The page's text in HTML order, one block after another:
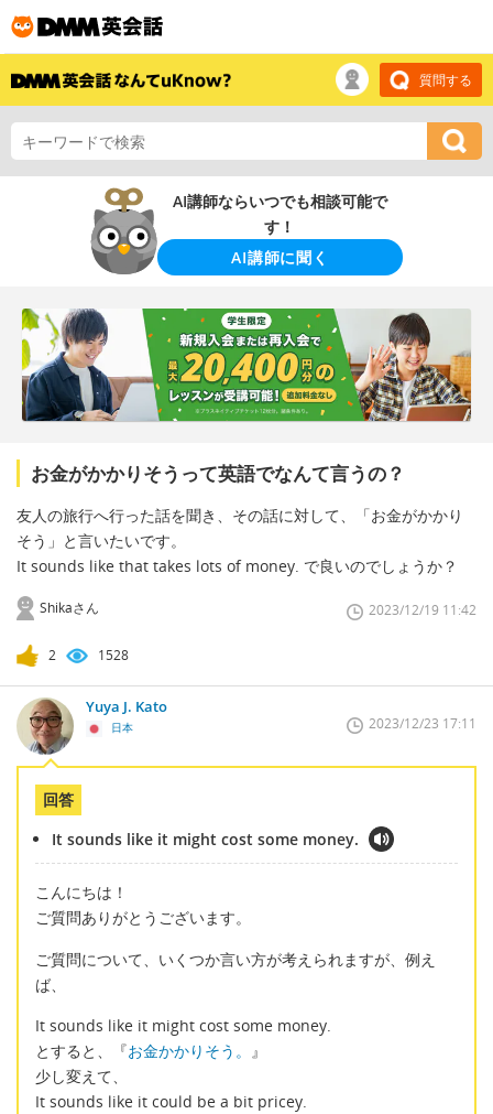
質問する
AI講師ならいつでも相談可能で
す！
AI講師に聞く
お金がかかりそうって英語でなんて言うの？
友人の旅行へ行った話を聞き、その話に対して、「お金がかかり
そう」と言いたいです。
It sounds like that takes lots of money. で良いのでしょうか？
Shikaさん 2023/12/19 11:42
2 1528
Yuya J. Kato
日本 2023/12/23 17:11
回答
It sounds like it might cost some money.
こんにちは！
ご質問ありがとうございます。
ご質問について、いくつか言い方が考えられますが、例え
ば、
It sounds like it might cost some money.
とすると、『お金かかりそう。 』
少し変えて、
It sounds like it could be a bit pricey.